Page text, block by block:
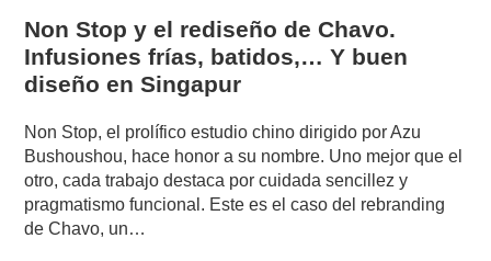
Non Stop y el rediseño de Chavo.
Infusiones frías, batidos,… Y buen
diseño en Singapur
Non Stop, el prolífico estudio chino dirigido por Azu
Bushoushou, hace honor a su nombre. Uno mejor que el
otro, cada trabajo destaca por cuidada sencillez y
pragmatismo funcional. Este es el caso del rebranding
de Chavo, un…